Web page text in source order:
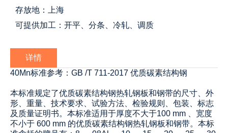
存放地：上海
可提供加工：开平、分条、冷轧、调质
详情
40Mn标准参考：GB /T 711-2017 优质碳素结构钢
本标准规定了优质碳素结构钢热轧钢板和钢带的尺寸、外
形、重量、技术要求、试验方法、检验规则、包装、标志
及质量证明书。本标准适用于厚度不大于100 mm 、宽度
不小于 600 mm 的优质碳素结构钢热轧钢板和钢带。本标